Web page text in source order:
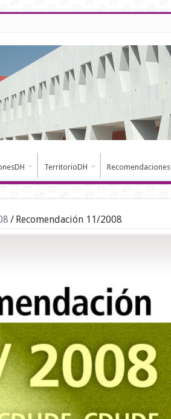
TerritorioDH Recomendaciones
/ Recomendación 11/2008